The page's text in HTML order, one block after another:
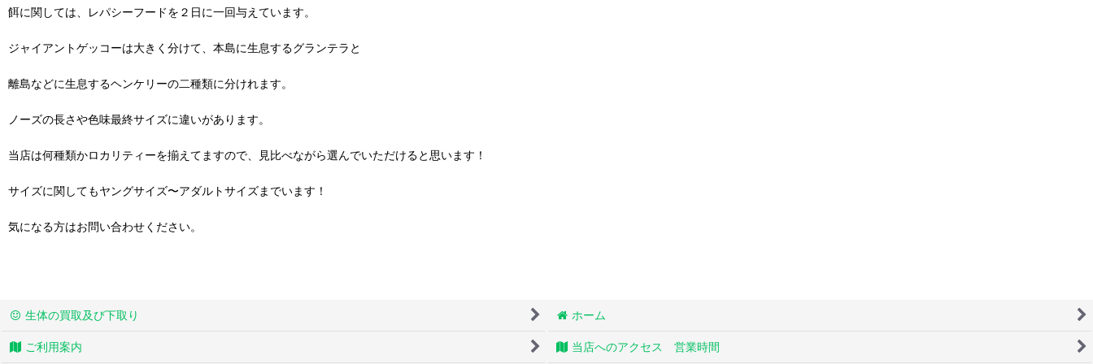
餌に関しては、レパシーフードを２日に一回与えています。
ジャイアントゲッコーは大きく分けて、本島に生息するグランテラと
離島などに生息するヘンケリーの二種類に分けれます。
ノーズの長さや色味最終サイズに違いがあります。
当店は何種類かロカリティーを揃えてますので、見比べながら選んでいただけると思います！
サイズに関してもヤングサイズ〜アダルトサイズまでいます！
気になる方はお問い合わせください。
生体の買取及び下取り ホーム
ご利用案内 当店へのアクセス 営業時間